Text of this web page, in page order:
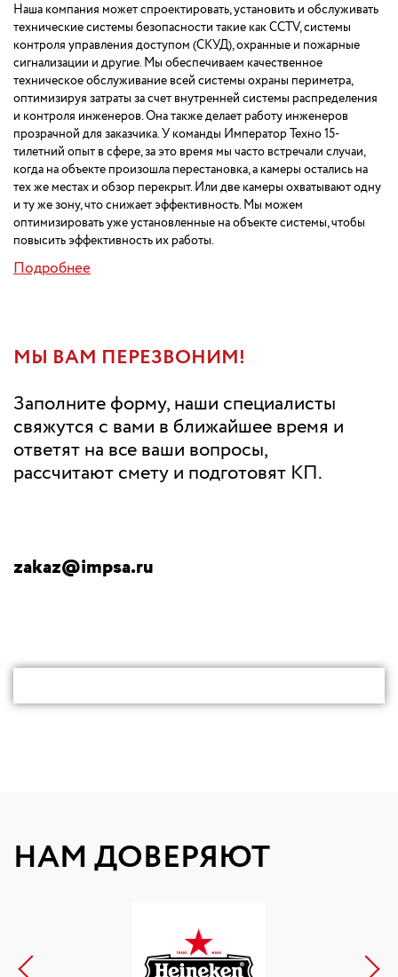
Наша компания может спроектировать, установить и обслуживать
технические системы безопасности такие как CCTV, системы
контроля управления доступом (СКУД), охранные и пожарные
сигнализации и другие. Мы обеспечиваем качественное
техническое обслуживание всей системы охраны периметра,
оптимизируя затраты за счет внутренней системы распределения
и контроля инженеров. Она также делает работу инженеров
прозрачной для заказчика. У команды Император Техно 15-
тилетний опыт в сфере, за это время мы часто встречали случаи,
когда на объекте произошла перестановка, а камеры остались на
тех же местах и обзор перекрыт. Или две камеры охватывают одну
и ту же зону, что снижает эффективность. Мы можем
оптимизировать уже установленные на объекте системы, чтобы
повысить эффективность их работы.
Подробнее
МЫ ВАМ ПЕРЕЗВОНИМ!
Заполните форму, наши специалисты
свяжутся с вами в ближайшее время и
ответят на все ваши вопросы,
рассчитают смету и подготовят КП.
zakaz@impsa.ru
НАМ ДОВЕРЯЮТ